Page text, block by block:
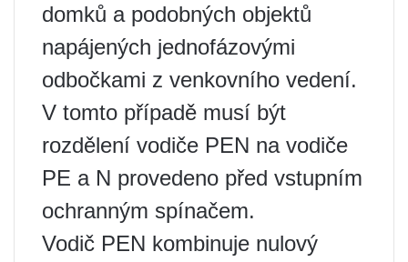
domků a podobných objektů
napájených jednofázovými
odbočkami z venkovního vedení.
V tomto případě musí být
rozdělení vodiče PEN na vodiče
PE a N provedeno před vstupním
ochranným spínačem.
Vodič PEN kombinuje nulový